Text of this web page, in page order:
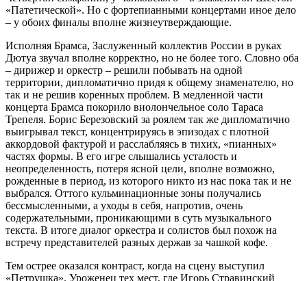
«Патетической». Но с фортепианными концертами иное дело
– у обоих финалы вполне жизнеутверждающие.
Исполняя Брамса, Заслуженный коллектив России в руках
Дютуа звучал вполне корректно, но не более того. Словно оба
– дирижер и оркестр – решили побывать на одной
территории, дипломатично придя к общему знаменателю, но
так и не решив коренных проблем. В медленной части
концерта Брамса покорило виолончельное соло Тараса
Трепеля. Борис Березовский за роялем так же дипломатично
выигрывал текст, концентрируясь в эпизодах с плотной
аккордовой фактурой и расслабляясь в тихих, «пианных»
частях формы. В его игре слышались усталость и
неопределенность, потеря ясной цели, вполне возможно,
рожденные в период, из которого никто из нас пока так и не
выбрался. Оттого кульминационные зоны получались
бессмысленными, а уходы в себя, напротив, очень
содержательными, проникающими в суть музыкального
текста. В итоге диалог оркестра и солистов был похож на
встречу представителей разных держав за чашкой кофе.
Тем острее оказался контраст, когда на сцену выступил
«Петрушка». Уроженец тех мест, где Игорь Стравинский